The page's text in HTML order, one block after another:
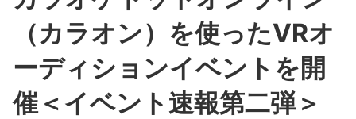
（カラオン）を使ったVRオ
ーディションイベントを開
催＜イベント速報第二弾＞